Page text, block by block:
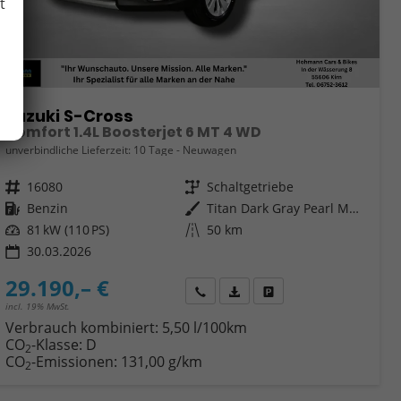
Suzuki S-Cross
Comfort 1.4L Boosterjet 6 MT 4 WD
unverbindliche Lieferzeit: 10 Tage Neuwagen
Fahrzeugnr. 16080 Getriebe Schaltgetriebe
Kraftstoff Benzin Außenfarbe
Titan Dark Gray Pearl Metallic
Leistung 81 kW (110 PS) Kilometerstand 50 km
30.03.2026
29.190,– €
incl. 19% MwSt.
Wir rufen Sie an
Fahrzeugexposé (PDF)
Fahrzeug parken
Verbrauch kombiniert: 5,50 l/100km
CO2-Klasse: D
CO2-Emissionen: 131,00 g/km